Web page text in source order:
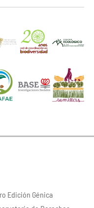
Edición Génica